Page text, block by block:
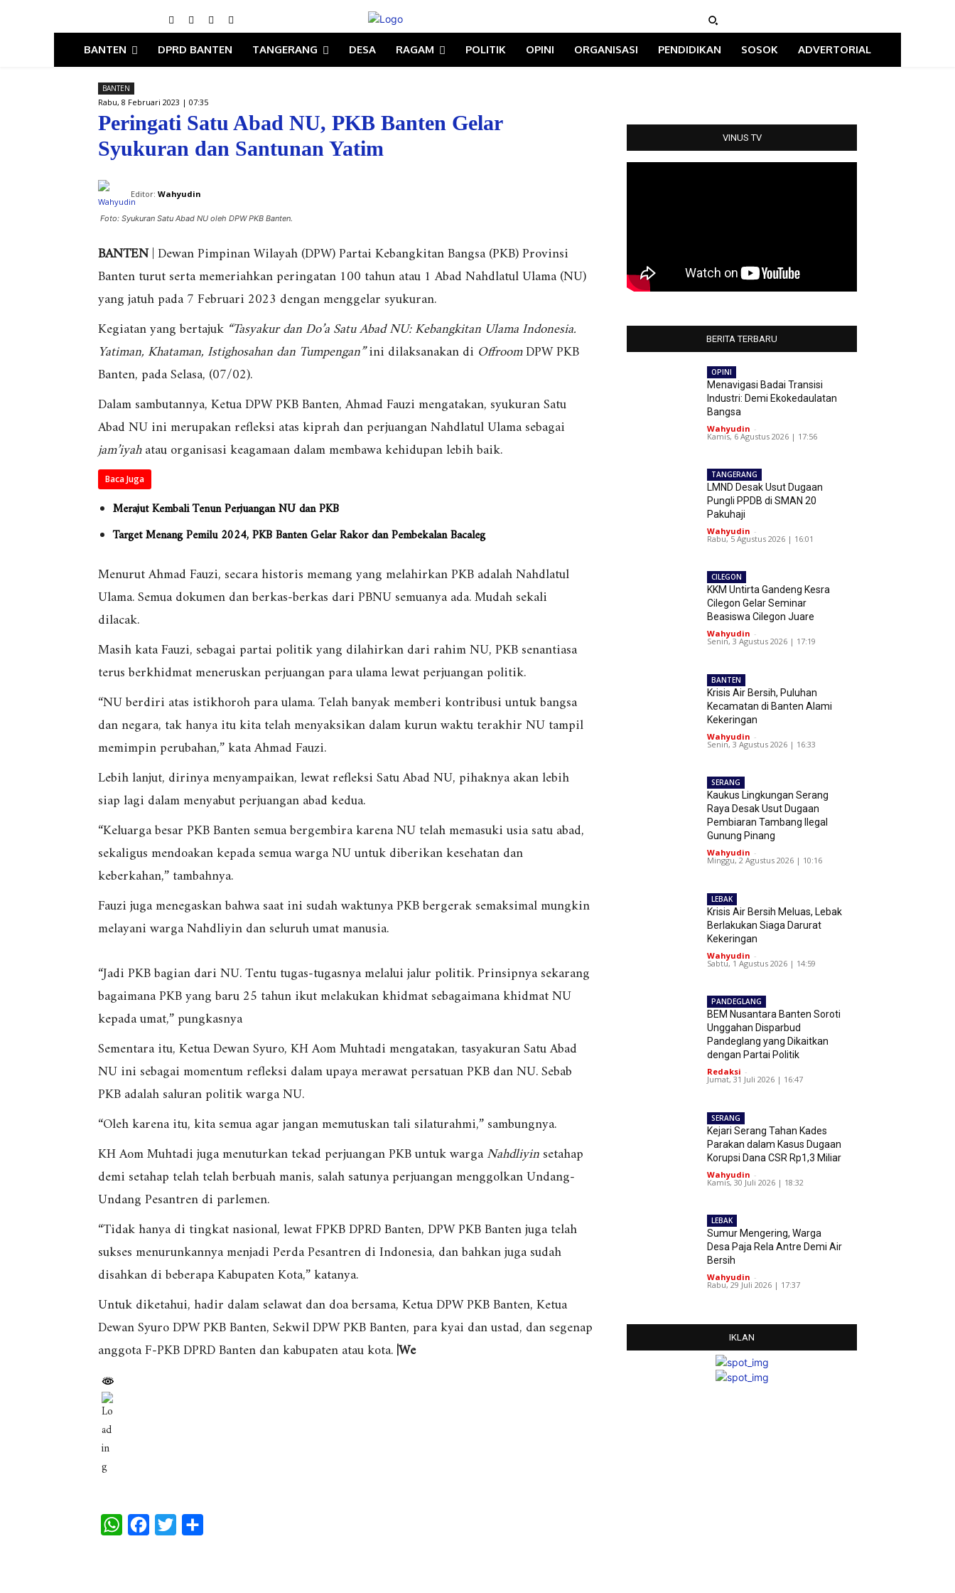
BANTEN DPRD BANTEN TANGERANG DESA RAGAM POLITIK OPINI ORGANISASI PENDIDIKAN SOSOK ADVERTORIAL
BANTEN
Rabu, 8 Februari 2023 | 07:35
Peringati Satu Abad NU, PKB Banten Gelar
Syukuran dan Santunan Yatim
Editor: Wahyudin
Foto: Syukuran Satu Abad NU oleh DPW PKB Banten.
BANTEN| Dewan Pimpinan Wilayah (DPW) Partai Kebangkitan Bangsa (PKB) Provinsi
Banten turut serta memeriahkan peringatan 100 tahun atau 1 Abad Nahdlatul Ulama (NU)
yang jatuh pada 7 Februari 2023 dengan menggelar syukuran.
Kegiatan yang bertajuk “Tasyakur dan Do’a Satu Abad NU: Kebangkitan Ulama Indonesia.
Yatiman, Khataman, Istighosahan dan Tumpengan”ini dilaksanakan di OffroomDPW PKB
Banten, pada Selasa, (07/02).
Dalam sambutannya, Ketua DPW PKB Banten, Ahmad Fauzi mengatakan, syukuran Satu
Abad NU ini merupakan refleksi atas kiprah dan perjuangan Nahdlatul Ulama sebagai
jam’iyahatau organisasi keagamaan dalam membawa kehidupan lebih baik.
Baca Juga
Merajut Kembali Tenun Perjuangan NU dan PKB
Target Menang Pemilu 2024, PKB Banten Gelar Rakor dan Pembekalan Bacaleg
Menurut Ahmad Fauzi, secara historis memang yang melahirkan PKB adalah Nahdlatul
Ulama. Semua dokumen dan berkas-berkas dari PBNU semuanya ada. Mudah sekali
dilacak.
Masih kata Fauzi, sebagai partai politik yang dilahirkan dari rahim NU, PKB senantiasa
terus berkhidmat meneruskan perjuangan para ulama lewat perjuangan politik.
“NU berdiri atas istikhoroh para ulama. Telah banyak memberi kontribusi untuk bangsa
dan negara, tak hanya itu kita telah menyaksikan dalam kurun waktu terakhir NU tampil
memimpin perubahan,” kata Ahmad Fauzi.
Lebih lanjut, dirinya menyampaikan, lewat refleksi Satu Abad NU, pihaknya akan lebih
siap lagi dalam menyabut perjuangan abad kedua.
“Keluarga besar PKB Banten semua bergembira karena NU telah memasuki usia satu abad,
sekaligus mendoakan kepada semua warga NU untuk diberikan kesehatan dan
keberkahan,” tambahnya.
Fauzi juga menegaskan bahwa saat ini sudah waktunya PKB bergerak semaksimal mungkin
melayani warga Nahdliyin dan seluruh umat manusia.
“Jadi PKB bagian dari NU. Tentu tugas-tugasnya melalui jalur politik. Prinsipnya sekarang
bagaimana PKB yang baru 25 tahun ikut melakukan khidmat sebagaimana khidmat NU
kepada umat,” pungkasnya
Sementara itu, Ketua Dewan Syuro, KH Aom Muhtadi mengatakan, tasyakuran Satu Abad
NU ini sebagai momentum refleksi dalam upaya merawat persatuan PKB dan NU. Sebab
PKB adalah saluran politik warga NU.
“Oleh karena itu, kita semua agar jangan memutuskan tali silaturahmi,” sambungnya.
KH Aom Muhtadi juga menuturkan tekad perjuangan PKB untuk wargaNahdliyinsetahap
demi setahap telah telah berbuah manis, salah satunya perjuangan menggolkan Undang-
Undang Pesantren di parlemen.
“Tidak hanya di tingkat nasional, lewat FPKB DPRD Banten, DPW PKB Banten juga telah
sukses menurunkannya menjadi Perda Pesantren di Indonesia, dan bahkan juga sudah
disahkan di beberapa Kabupaten Kota,” katanya.
Untuk diketahui, hadir dalam selawat dan doa bersama, Ketua DPW PKB Banten, Ketua
Dewan Syuro DPW PKB Banten, Sekwil DPW PKB Banten, para kyai dan ustad, dan segenap
anggota F-PKB DPRD Banten dan kabupaten atau kota.|We
W
VINUS TV
BERITA TERBARU
OPINI
Menavigasi Badai Transisi
Industri: Demi Ekokedaulatan
Bangsa
Wahyudin -
Kamis, 6 Agustus 2026 | 17:56
TANGERANG
LMND Desak Usut Dugaan
Pungli PPDB di SMAN 20
Pakuhaji
Wahyudin -
Rabu, 5 Agustus 2026 | 16:01
CILEGON
KKM Untirta Gandeng Kesra
Cilegon Gelar Seminar
Beasiswa Cilegon Juare
Wahyudin -
Senin, 3 Agustus 2026 | 17:19
BANTEN
Krisis Air Bersih, Puluhan
Kecamatan di Banten Alami
Kekeringan
Wahyudin -
Senin, 3 Agustus 2026 | 16:33
SERANG
Kaukus Lingkungan Serang
Raya Desak Usut Dugaan
Pembiaran Tambang Ilegal
Gunung Pinang
Wahyudin -
Minggu, 2 Agustus 2026 | 10:16
LEBAK
Krisis Air Bersih Meluas, Lebak
Berlakukan Siaga Darurat
Kekeringan
Wahyudin -
Sabtu, 1 Agustus 2026 | 14:59
PANDEGLANG
BEM Nusantara Banten Soroti
Unggahan Disparbud
Pandeglang yang Dikaitkan
dengan Partai Politik
Redaksi -
Jumat, 31 Juli 2026 | 16:47
SERANG
Kejari Serang Tahan Kades
Parakan dalam Kasus Dugaan
Korupsi Dana CSR Rp1,3 Miliar
Wahyudin -
Kamis, 30 Juli 2026 | 18:32
LEBAK
Sumur Mengering, Warga
Desa Paja Rela Antre Demi Air
Bersih
Wahyudin -
Rabu, 29 Juli 2026 | 17:37
IKLAN